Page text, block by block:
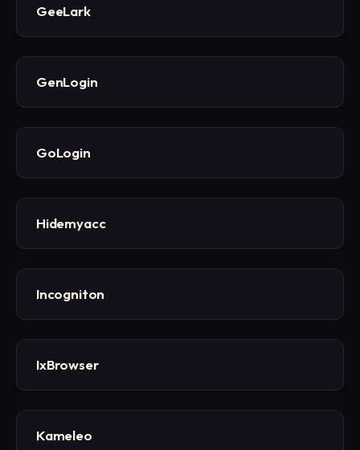
GeeLark
GenLogin
GoLogin
Hidemyacc
Incogniton
IxBrowser
Kameleo